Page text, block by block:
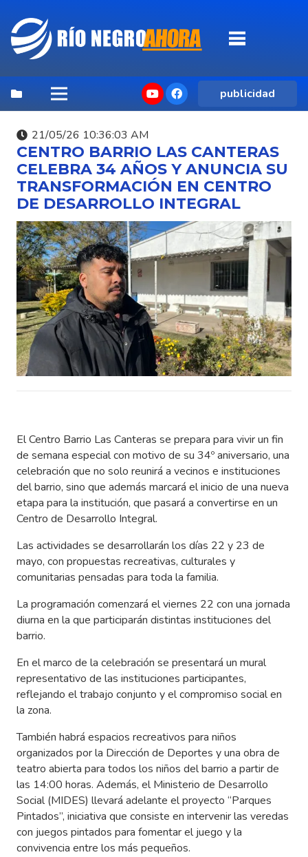
publicidad
21/05/26 10:36:03 AM
CENTRO BARRIO LAS CANTERAS
CELEBRA 34 AÑOS Y ANUNCIA SU
TRANSFORMACIÓN EN CENTRO
DE DESARROLLO INTEGRAL
El Centro Barrio Las Canteras se prepara para vivir un fin
de semana especial con motivo de su 34º aniversario, una
celebración que no solo reunirá a vecinos e instituciones
del barrio, sino que además marcará el inicio de una nueva
etapa para la institución, que pasará a convertirse en un
Centro de Desarrollo Integral.
Las actividades se desarrollarán los días 22 y 23 de
mayo, con propuestas recreativas, culturales y
comunitarias pensadas para toda la familia.
La programación comenzará el viernes 22 con una jornada
diurna en la que participarán distintas instituciones del
barrio.
En el marco de la celebración se presentará un mural
representativo de las instituciones participantes,
reflejando el trabajo conjunto y el compromiso social en
la zona.
También habrá espacios recreativos para niños
organizados por la Dirección de Deportes y una obra de
teatro abierta para todos los niños del barrio a partir de
las 14:00 horas. Además, el Ministerio de Desarrollo
Social (MIDES) llevará adelante el proyecto “Parques
Pintados”, iniciativa que consiste en intervenir las veredas
con juegos pintados para fomentar el juego y la
convivencia entre los más pequeños.